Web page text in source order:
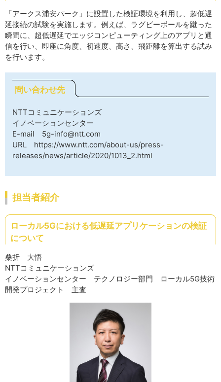
「アークス浦安パーク」に設置した検証環境を利用し、超低遅
延接続の試験を実施します。例えば、ラグビーボールを蹴った
瞬間に、超低遅延でエッジコンピューティング上のアプリと通
信を行い、即座に角度、初速度、高さ、飛距離を算出する試み
を行います。
問い合わせ先
NTTコミュニケーションズ
イノベーションセンター
E-mail 5g-info@ntt.com
URL https://www.ntt.com/about-us/press-
releases/news/article/2020/1013_2.html
担当者紹介
ローカル5Gにおける低遅延アプリケーションの検証
について
桑折 大悟
NTTコミュニケーションズ
イノベーションセンター テクノロジー部門 ローカル5G技術
開発プロジェクト 主査